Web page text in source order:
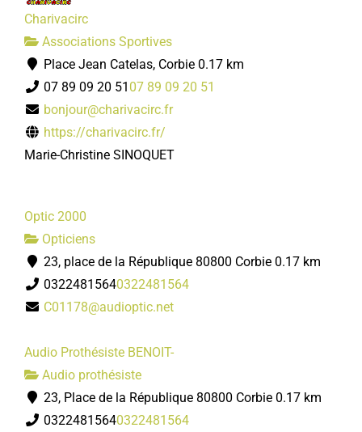
Charivacirc
Associations Sportives
Place Jean Catelas, Corbie 0.17 km
07 89 09 20 51 07 89 09 20 51
bonjour@charivacirc.fr
https://charivacirc.fr/
Marie-Christine SINOQUET
Optic 2000
Opticiens
23, place de la République 80800 Corbie 0.17 km
03224815640322481564
C01178@audioptic.net
Audio Prothésiste BENOIT-
Audio prothésiste
23, Place de la République 80800 Corbie 0.17 km
03224815640322481564